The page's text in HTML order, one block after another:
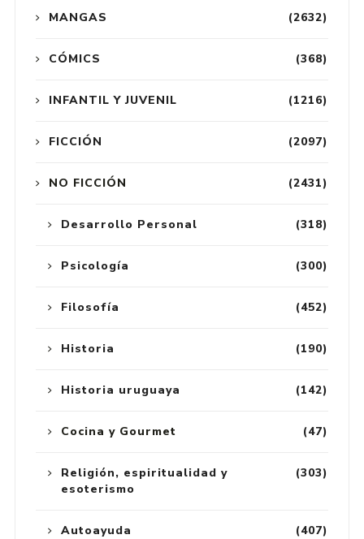
(2632)
MANGAS
(368)
CÓMICS
(1216)
INFANTIL Y JUVENIL
(2097)
FICCIÓN
(2431)
NO FICCIÓN
(318)
Desarrollo Personal
(300)
Psicología
(452)
Filosofía
(190)
Historia
(142)
Historia uruguaya
(47)
Cocina y Gourmet
(303)
Religión, espiritualidad y
esoterismo
(407)
Autoayuda